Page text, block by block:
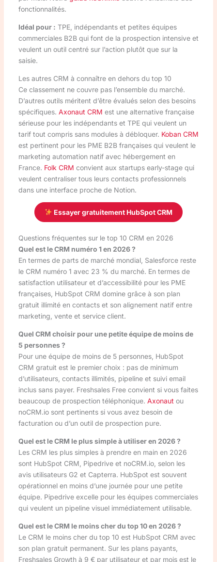
fonctionnalités.
Idéal pour : TPE, indépendants et petites équipes
commerciales B2B qui font de la prospection intensive et
veulent un outil centré sur l’action plutôt que sur la
saisie.
Les autres CRM à connaître en dehors du top 10
Ce classement ne couvre pas l’ensemble du marché.
D’autres outils méritent d’être évalués selon des besoins
spécifiques. Axonaut CRM est une alternative française
sérieuse pour les indépendants et TPE qui veulent un
tarif tout compris sans modules à débloquer. Koban CRM
est pertinent pour les PME B2B françaises qui veulent le
marketing automation natif avec hébergement en
France. Folk CRM convient aux startups early-stage qui
veulent centraliser tous leurs contacts professionnels
dans une interface proche de Notion.
Essayer gratuitement HubSpot CRM
Questions fréquentes sur le top 10 CRM en 2026
Quel est le CRM numéro 1 en 2026 ?
En termes de parts de marché mondial, Salesforce reste
le CRM numéro 1 avec 23 % du marché. En termes de
satisfaction utilisateur et d’accessibilité pour les PME
françaises, HubSpot CRM domine grâce à son plan
gratuit illimité en contacts et son alignement natif entre
marketing, vente et service client.
Quel CRM choisir pour une petite équipe de moins de
5 personnes ?
Pour une équipe de moins de 5 personnes, HubSpot
CRM gratuit est le premier choix : pas de minimum
d’utilisateurs, contacts illimités, pipeline et suivi email
inclus sans payer. Freshsales Free convient si vous faites
beaucoup de prospection téléphonique. Axonaut ou
noCRM.io sont pertinents si vous avez besoin de
facturation ou d’un outil de prospection pure.
Quel est le CRM le plus simple à utiliser en 2026 ?
Les CRM les plus simples à prendre en main en 2026
sont HubSpot CRM, Pipedrive et noCRM.io, selon les
avis utilisateurs G2 et Capterra. HubSpot est souvent
opérationnel en moins d’une journée pour une petite
équipe. Pipedrive excelle pour les équipes commerciales
qui veulent un pipeline visuel immédiatement utilisable.
Quel est le CRM le moins cher du top 10 en 2026 ?
Le CRM le moins cher du top 10 est HubSpot CRM avec
son plan gratuit permanent. Sur les plans payants,
Freshsales Growth à 9 € par utilisateur et par mois est le